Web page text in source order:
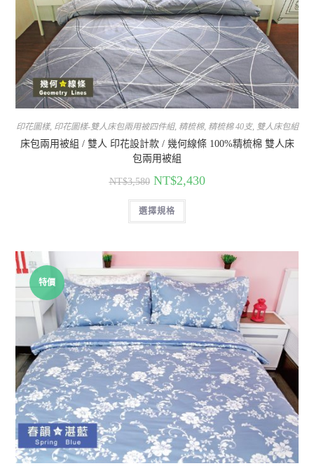
印花圖樣, 印花圖樣-雙人床包兩用被四件組, 精梳棉, 精梳棉 40支, 雙人床包組
床包兩用被組 / 雙人 印花設計款 / 幾何線條 100%精梳棉 雙人床
包兩用被組
NT$3,580 NT$2,430
選擇規格
特價